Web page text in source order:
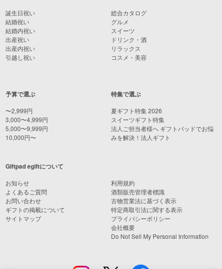
誕生日祝い
結婚祝い
結婚内祝い
出産祝い
出産内祝い
引越し祝い
予算で選ぶ
〜2,999円
3,000〜4,999円
5,000〜9,999円
10,000円〜
総合カタログ
グルメ
スイーツ
ドリンク・酒
リラックス
コスメ・美容
特集で選ぶ
夏ギフト特集 2026
スイーツギフト特集
法人ご担当者様へ ギフトパッドでお悩
みを解決！法人ギフト
Giftpad egiftについて
お知らせ
よくあるご質問
お問い合わせ
ギフトの掲載について
サイトマップ
利用規約
酒類販売管理者標識
古物営業法に基づく表示
特定商取引法に関する表示
プライバシーポリシー
会社概要
Do Not Sell My Personal Information